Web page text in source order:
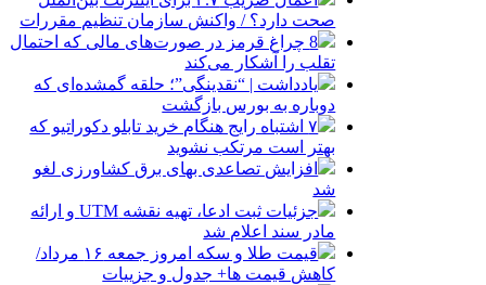
صحت دارد؟ / واکنش سازمان تنظیم مقررات
8 چراغ قرمز در صورت‌های مالی که احتمال
تقلب را آشکار می‌کند
یادداشت | “نقدینگی”؛ حلقه گمشده‌ای که
دوباره به بورس بازگشت
۷ اشتباه رایج هنگام خرید تابلو دکوراتیو که
بهتر است مرتکب نشوید
افزایش تصاعدی بهای برق کشاورزی لغو
شد
جزئیات ثبت ادعا، تهیه نقشه UTM و ارائه
مادر سند اعلام شد
قیمت طلا و سکه امروز جمعه ۱۶ مرداد/
کاهش قیمت ها+ جدول و جزییات